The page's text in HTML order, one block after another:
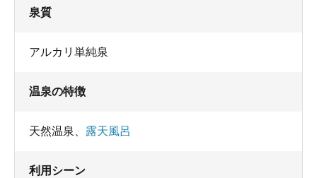
泉質
アルカリ単純泉
温泉の特徴
天然温泉 露天風呂
利用シーン